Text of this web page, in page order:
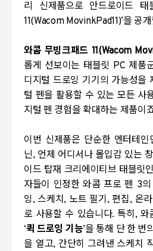
리 신제품으로 안드로이드 태
11(Wacom MovinkPad11)’을 공
와콤 무빙크패드 11(Wacom
롭게 선보이는 태블릿 PC제품
디지털 드로잉 기기의 가능성을
털 펜을 활용할 수 있는 모든 사
지털 펜 경험을 확대하는 제품이
이번 신제품은 단순한 엔터테인
닌, 언제 어디서나 몰입감 있는
이드 탑재 크리에이티브 태블릿
자들이 인정한 와콤 프로 펜 3
잉,스케치, 노트 필기, 편집, 온
로 사용할 수 있습니다.특히, 와
‘퀵 드로잉 기능’을 통해 단 한 번
을 열고, 간단히 그려낸 스케치